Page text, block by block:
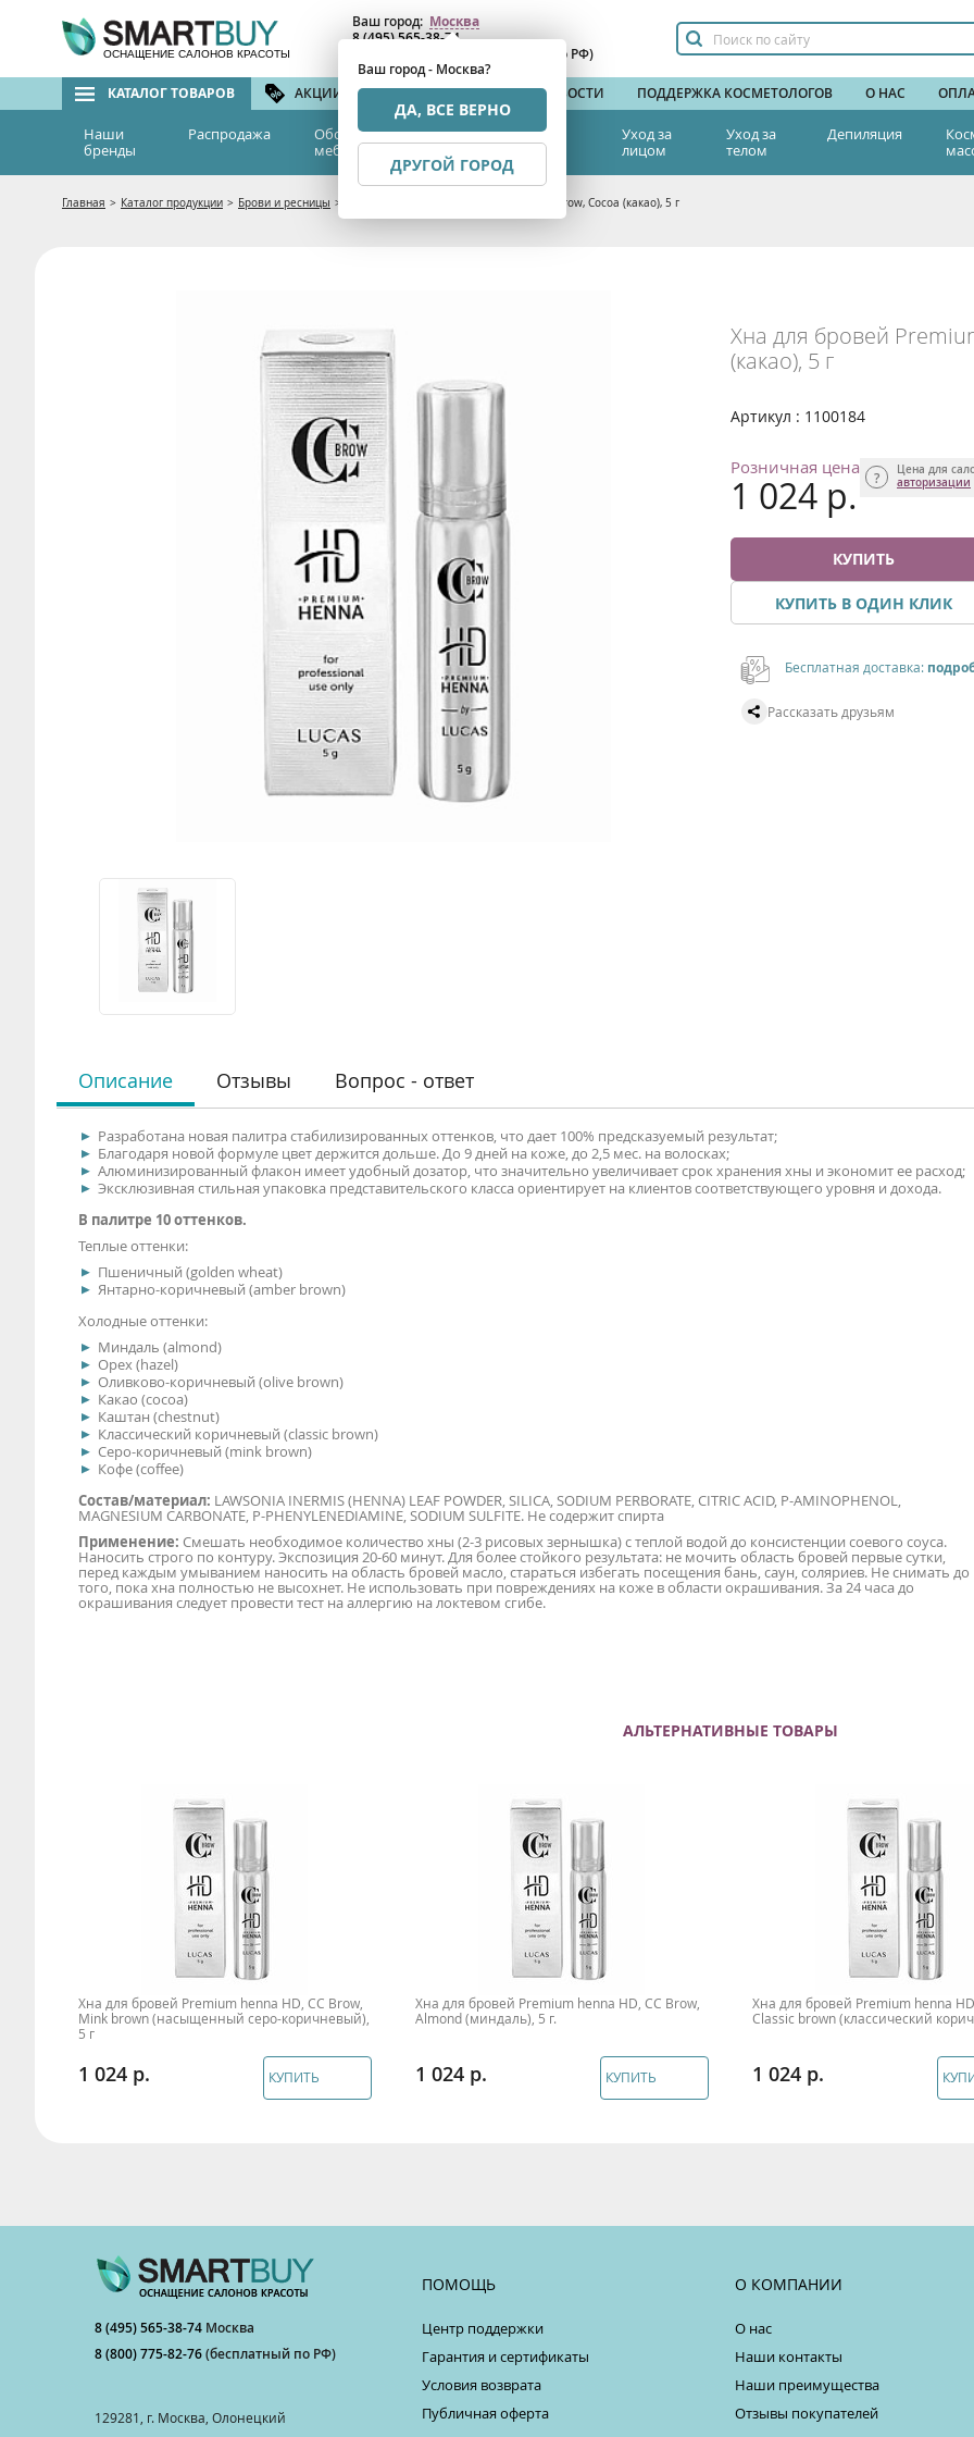
ОСНАЩЕНИЕ САЛОНОВ КРАСОТЫ
Ваш город: Москва
Ваш город - Москва?
ДА, ВСЕ ВЕРНО
ДРУГОЙ ГОРОД
8 (495) 565-38-74
(бесплатный по РФ)
КАТАЛОГ ТОВАРОВ АКЦИИ И СКИДКИ БРЕНДЫ НОВОСТИ ПОДДЕРЖКА КОСМЕТОЛОГОВ О НАС
Наши
бренды
Распродажа
Оборудование и
мебель
Эстетическая
медицина
Уход за
лицом
Уход за
телом
Депиляция
Главная > Каталог продукции > Брови и ресницы > Хна для бровей Premium henna HD, CC Brow, Cocoa (какао), 5 г
Хна для бровей
(какао), 5 г
Артикул : 1100184
Розничная цена
1 024 р.
Цена для
авторизации
КУПИТЬ
КУПИТЬ В ОДИН КЛИК
Бесплатная доставка:
Рассказать друзьям
Описание
Разработана новая палитра стабилизированных оттенков, что дает 100% предсказуемый результат;
Благодаря новой формуле цвет держится дольше. До 9 дней на коже, до 2,5 мес. на волосках;
Алюминизированный флакон имеет удобный дозатор, что значительно увеличивает срок хранения хны и экономит ее расход;
Эксклюзивная стильная упаковка представительского класса ориентирует на клиентов соответствующего уровня и дохода.
В палитре 10 оттенков.
Теплые оттенки:
Пшеничный (golden wheat)
Янтарно-коричневый (amber brown)
Холодные оттенки:
Миндаль (almond)
Орех (hazel)
Оливково-коричневый (olive brown)
Какао (cocoa)
Каштан (chestnut)
Классический коричневый (classic brown)
Серо-коричневый (mink brown)
Кофе (coffee)
Состав/материал: LAWSONIA INERMIS (HENNA) LEAF POWDER, SILICA, SODIUM PERBORATE, CITRIC ACID, P-AMINOPHENOL,
MAGNESIUM CARBONATE, P-PHENYLENEDIAMINE, SODIUM SULFITE. Не содержит спирта
Применение: Смешать необходимое количество хны (2-3 рисовых зернышка) с теплой водой до консистенции соевого соуса.
Наносить строго по контуру. Экспозиция 20-60 минут. Для более стойкого результата: не мочить область бровей первые сутки,
перед каждым умыванием наносить на область бровей масло, стараться избегать посещения бань, саун, соляриев. Не снимать до
того, пока хна полностью не высохнет. Не использовать при повреждениях на коже в области окрашивания. За 24 часа до
окрашивания следует провести тест на аллергию на локтевом сгибе.
Отзывы Вопрос - ответ
АЛЬТЕРНАТИВНЫЕ ТОВАРЫ
Хна для бровей Premium henna HD, CC Brow,
Mink brown (насыщенный серо-коричневый),
5 г
1 024 КУПИТЬ
Хна для бровей Premium henna HD, CC Brow,
Almond (миндаль), 5 г.
1 024 КУПИТЬ
Хна для бровей Premium henna
Classic brown (классический
1 024
8 (495) 565-38-74 Москва
8 (800) 775-82-76(бесплатный по РФ)
129281, г. Москва, Олонецкий
ПОМОЩЬ
Центр поддержки
Гарантия и сертификаты
Условия возврата
Публичная оферта
О КОМПАНИИ
О нас
Наши контакты
Наши преимущества
Отзывы покупателей